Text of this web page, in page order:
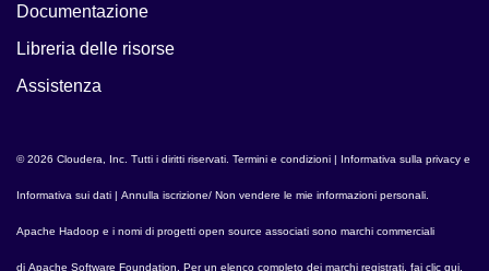
Documentazione
Libreria delle risorse
Assistenza
© 2026 Cloudera, Inc. Tutti i diritti riservati. Termini e condizioni | Informativa sulla privacy e
Informativa sui dati | Annulla iscrizione/ Non vendere le mie informazioni personali
Apache Hadoop e i nomi di progetti open source associati sono marchi commerciali
di Apache Software Foundation . Per un elenco completo dei marchi registrati, fai clic qui